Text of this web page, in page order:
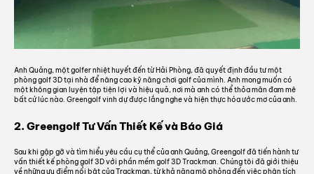
Anh Quảng, một golfer nhiệt huyết đến từ Hải Phòng, đã quyết định đầu tư một
phòng golf 3D tại nhà để nâng cao kỹ năng chơi golf của mình. Anh mong muốn có
một không gian luyện tập tiện lợi và hiệu quả, nơi mà anh có thể thỏa mãn đam mê
bất cứ lúc nào. Greengolf vinh dự được lắng nghe và hiện thực hóa ước mơ của anh.
2. Greengolf Tư Vấn Thiết Kế và Báo Giá
Sau khi gặp gỡ và tìm hiểu yêu cầu cụ thể của anh Quảng, Greengolf đã tiến hành tư
vấn thiết kế phòng golf 3D với phần mềm golf 3D Trackman. Chúng tôi đã giới thiệu
về những ưu điểm nổi bật của Trackman, từ khả năng mô phỏng đến việc phân tích